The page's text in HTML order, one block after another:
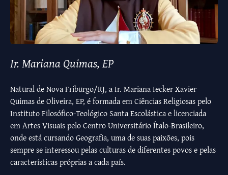
Ir. Mariana Quimas, EP
Natural de Nova Friburgo/RJ, a Ir. Mariana Iecker Xavier
Quimas de Oliveira, EP, é formada em Ciências Religiosas pelo
Instituto Filosófico-Teológico Santa Escolástica e licenciada
em Artes Visuais pelo Centro Universitário Ítalo-Brasileiro,
onde está cursando Geografia, uma de suas paixões, pois
sempre se interessou pelas culturas de diferentes povos e pelas
características próprias a cada país.